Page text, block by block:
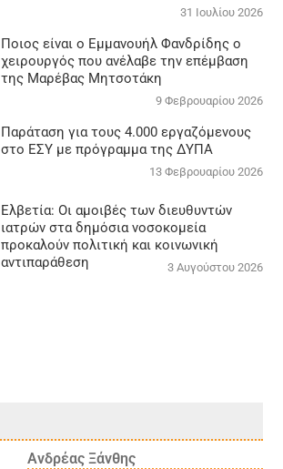
31 Ιουλίου 2026
Ποιος είναι ο Εμμανουήλ Φανδρίδης ο
χειρουργός που ανέλαβε την επέμβαση
της Μαρέβας Μητσοτάκη
9 Φεβρουαρίου 2026
Παράταση για τους 4.000 εργαζόμενους
στο ΕΣΥ με πρόγραμμα της ΔΥΠΑ
13 Φεβρουαρίου 2026
Ελβετία: Οι αμοιβές των διευθυντών
ιατρών στα δημόσια νοσοκομεία
προκαλούν πολιτική και κοινωνική
αντιπαράθεση
3 Αυγούστου 2026
Ανδρέας Ξάνθης